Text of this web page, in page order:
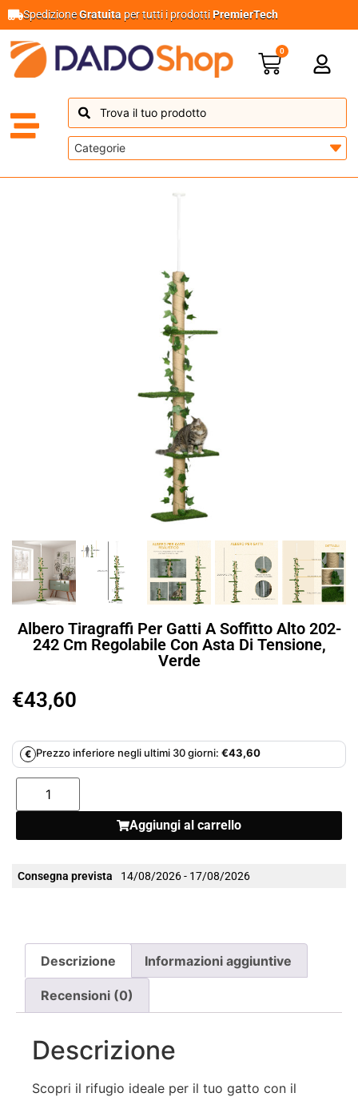
SpedizioneGratuita per tutti i prodottiPremierTech
0
Albero Tiragraffi Per Gatti A Soffitto Alto 202-
242 Cm Regolabile Con Asta Di Tensione,
Verde
€43,60
€ Prezzo inferiore negli ultimi 30 giorni: €43,60
Aggiungi al carrello
Consegna prevista 14/08/2026 - 17/08/2026
Descrizione Informazioni aggiuntive
Recensioni (0)
Descrizione
Scopri il rifugio ideale per il tuo gatto con il